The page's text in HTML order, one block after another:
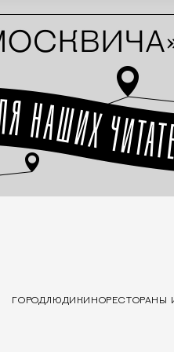
ГОРОДЛЮДИ КИНОРЕСТОРАНЫ